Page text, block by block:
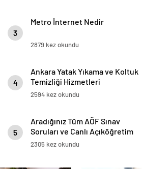
3
Metro İnternet Nedir
2879 kez okundu
4
Ankara Yatak Yıkama ve Koltuk
Temizliği Hizmetleri
2594 kez okundu
5
Aradığınız Tüm AÖF Sınav
Soruları ve Canlı Açıköğretim
Forumu Burada
2305 kez okundu